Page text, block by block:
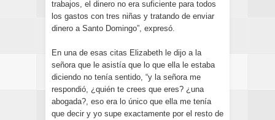
trabajos, el dinero no era suficiente para todos
los gastos con tres niñas y tratando de enviar
dinero a Santo Domingo”, expresó.
En una de esas citas Elizabeth le dijo a la
señora que le asistía que lo que ella le estaba
diciendo no tenía sentido, “y la señora me
respondió, ¿quién te crees que eres? ¿una
abogada?, eso era lo único que ella me tenía
que decir y yo supe exactamente por el resto de